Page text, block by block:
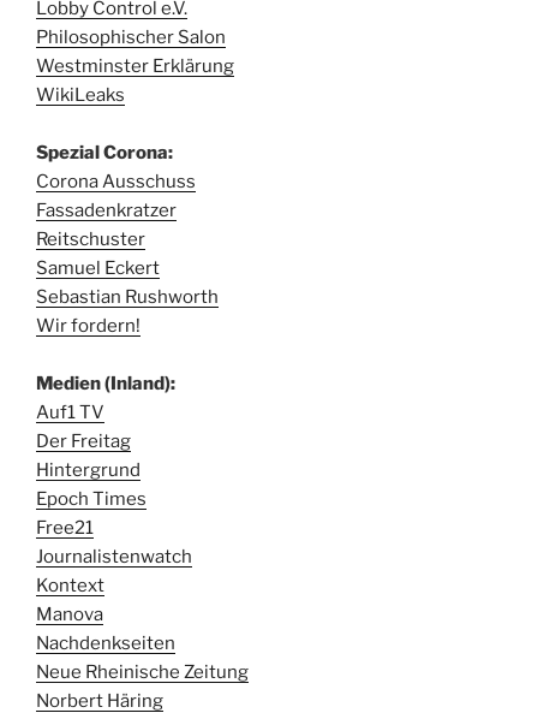
Lobby Control e.V.
Philosophischer Salon
Westminster Erklärung
WikiLeaks
Spezial Corona:
Corona Ausschuss
Fassadenkratzer
Reitschuster
Samuel Eckert
Sebastian Rushworth
Wir fordern!
Medien (Inland):
Auf1 TV
Der Freitag
Hintergrund
Epoch Times
Free21
Journalistenwatch
Kontext
Manova
Nachdenkseiten
Neue Rheinische Zeitung
Norbert Häring